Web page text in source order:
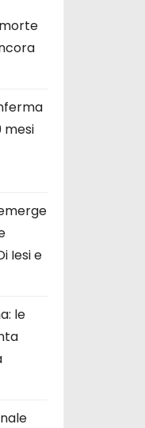
mesi
Iesi e
le